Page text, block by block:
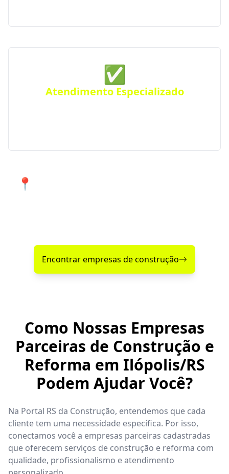
✅
Atendimento Especializado
📍 Atendimento de qualidade em
Encontrar empresas de construção
Como Nossas Empresas
Parceiras de Construção e
Reforma em Ilópolis/RS
Podem Ajudar Você?
Na Portal RS da Construção, entendemos que cada
cliente tem uma necessidade específica. Por isso,
conectamos você a empresas parceiras cadastradas
que oferecem serviços de construção e reforma com
qualidade, profissionalismo e atendimento